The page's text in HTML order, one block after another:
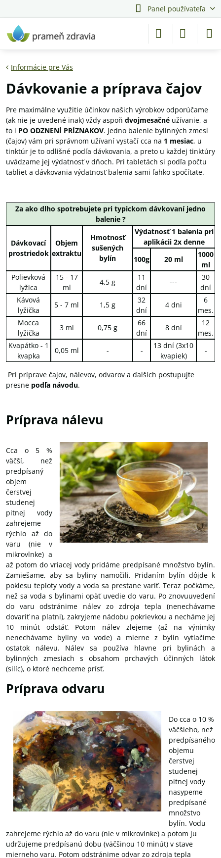
Panel používateľa
Informácie pre Vás
Dávkovanie a príprava čajov
Pre maximálne využitie účinkov našich výrobkov odporúčame
(ak nie je uvedené inak) vždy aspoň dvojmesačné užívanie, a
to i PO ODZNENÍ PRÍZNAKOV. Jedno balenie bylinných zmesí
(čajov) vám pri správnom užívaní vystačí cca na 1 mesiac, u
tinktúr je to odlišné podľa dávkovania, a preto u každej tinktúry
uvádzame jej výdatnosť v dňoch. Pri tabletách si podľa počtu
tabliet a dávkovania výdatnosť balenia sami ľahko spočítate.
Za ako dlho spotrebujete pri typickom dávkovaní jedno
balenie ?
Dávkovací
prostriedok
Objem
extraktu
Hmotnosť
sušených
bylín
Výdatnosť 1 balenia pri
aplikácii 2x denne
100g
20 ml
1000
ml
Polievková
lyžica
15 - 17
ml
4,5 g
11
dní
---
30
dní
Kávová
lyžička
5 - 7 ml 1,5 g
32
dní
4 dni
6
mes.
Mocca
lyžička
3 ml 0,75 g
66
dní
8 dní
12
mes.
Kvapátko - 1
kvapka
0,05 ml - -
13 dní (3x10
kvapiek)
-
Pri príprave čajov, nálevov, odvarov a ďalších postupujte
presne podľa návodu.
Príprava nálevu
Cca o 5 %
väčší, než
predpísaný
objem
čerstvej
studenej
pitnej vody
zahrejeme
rýchlo až do
varu (nie v
mikrovlnke) a
až potom do vriacej vody pridáme predpísané množstvo bylín.
Zamiešame, aby sa byliny namočili. Pridaním bylín dôjde k
poklesu teploty vody a voda sa prestane variť. Teraz počkáme,
než sa voda s bylinami opäť uvedie do varu. Po znovuuvedení
do varu odstránime nálev zo zdroja tepla (nenechávame
dovariť na platni), zakryjeme nádobu pokrievkou a necháme jej
10 minút odstáť. Potom nálev zlejeme (až na výnimky
nenechávame byliny vo vode) a mierne z bylín vytlačíme
ostatok nálevu. Nálev sa používa hlavne pri bylinách a
bylinných zmesiach s obsahom prchavých účinných látok
(silíc), o ktoré nechceme prísť.
Príprava odvaru
Do cca o 10 %
väčšieho, než
predpísaného
objemu
čerstvej
studenej
pitnej vody
nasypeme
predpísané
množstvo
bylín. Vodu
zahrejeme rýchlo až do varu (nie v mikrovlnke) a potom ju
udržujeme predpísanú dobu (väčšinou 10 minút) v stave
mierneho varu. Potom odstránime odvar zo zdroja tepla